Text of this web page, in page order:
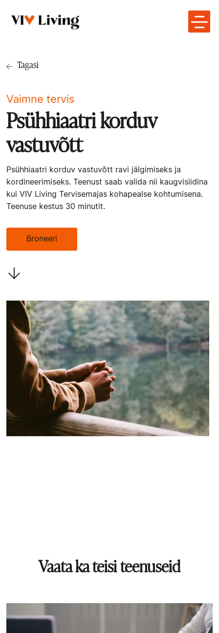
Tagasi
Vaimne tervis
Psühhiaatri korduv
vastuvõtt
Psühhiaatri korduv vastuvõtt ravi jälgimiseks ja
kordineerimiseks. Teenust saab valida nii kaugvisiidina
kui VIV Living Tervisemajas kohapealse kohtumisena.
Teenuse kestus 30 minutit.
Broneeri
Vaata ka teisi teenuseid